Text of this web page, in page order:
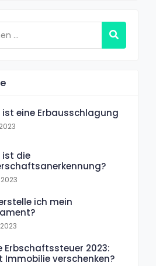
ist eine Erbausschlagung
ist die
ich mein
Erbschaftssteuer 2023:
Immobilie verschenken?